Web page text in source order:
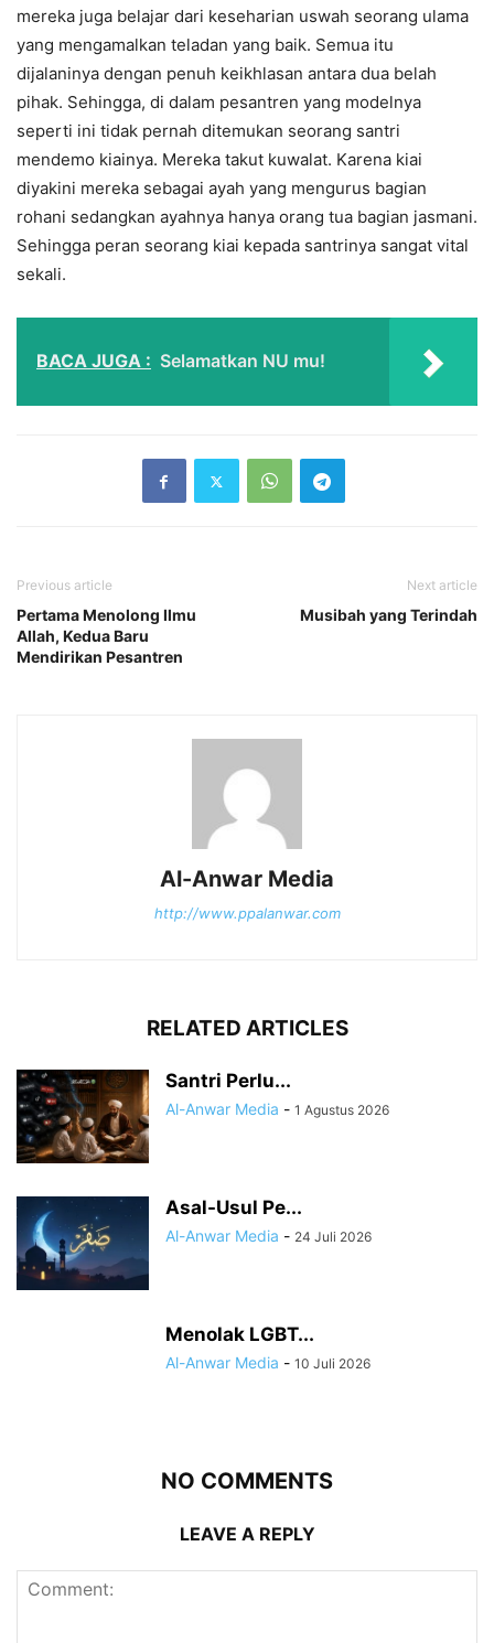
mereka juga belajar dari keseharian uswah seorang ulama
yang mengamalkan teladan yang baik. Semua itu
dijalaninya dengan penuh keikhlasan antara dua belah
pihak. Sehingga, di dalam pesantren yang modelnya
seperti ini tidak pernah ditemukan seorang santri
mendemo kiainya. Mereka takut kuwalat. Karena kiai
diyakini mereka sebagai ayah yang mengurus bagian
rohani sedangkan ayahnya hanya orang tua bagian jasmani.
Sehingga peran seorang kiai kepada santrinya sangat vital
sekali.
BACA JUGA : Selamatkan NU mu!
Previous article
Pertama Menolong Ilmu
Allah, Kedua Baru
Mendirikan Pesantren
Next article
Musibah yang Terindah
Al-Anwar Media
http://www.ppalanwar.com
RELATED ARTICLES
Santri Perlu...
Al-Anwar Media - 1 Agustus 2026
Asal-Usul Pe...
Al-Anwar Media - 24 Juli 2026
Menolak LGBT...
Al-Anwar Media - 10 Juli 2026
NO COMMENTS
LEAVE A REPLY